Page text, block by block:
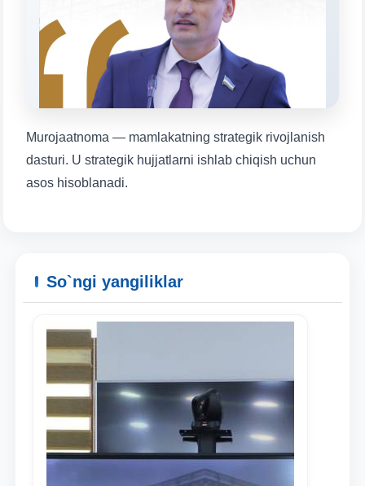
Murojaatnoma — mamlakatning strategik rivojlanish
dasturi. U strategik hujjatlarni ishlab chiqish uchun
asos hisoblanadi.
So`ngi yangiliklar
5. To'lov-kontrakt (2) 6. Elektron ariza (16)
7. Call-center (4)
9. Magistratura kvotasi (4) ✉️ Adminga yozish